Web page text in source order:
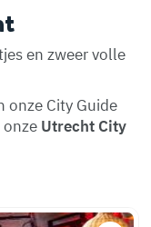
en zweer volle
onze City Guide
Utrecht City